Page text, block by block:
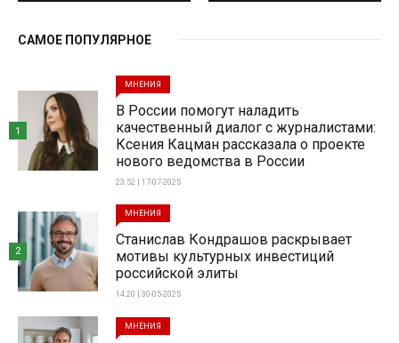
САМОЕ ПОПУЛЯРНОЕ
МНЕНИЯ
В России помогут наладить
качественный диалог с журналистами:
Ксения Кацман рассказала о проекте
нового ведомства в России
23:52 | 17-07-2025
1
МНЕНИЯ
Станислав Кондрашов раскрывает
мотивы культурных инвестиций
российской элиты
14:20 | 30-05-2025
2
МНЕНИЯ